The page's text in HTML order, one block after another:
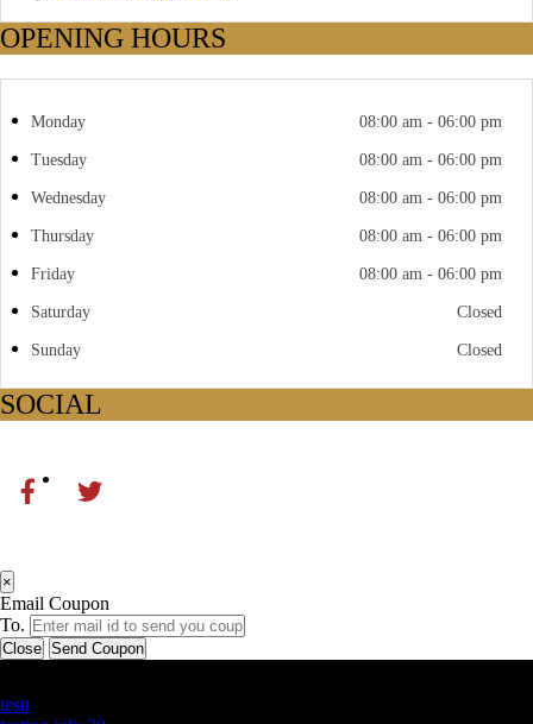
OPENING HOURS
Monday 08:00 am - 06:00 pm
Tuesday 08:00 am - 06:00 pm
Wednesday 08:00 am - 06:00 pm
Thursday 08:00 am - 06:00 pm
Friday 08:00 am - 06:00 pm
Saturday Closed
Sunday Closed
SOCIAL
×
Email Coupon
To.
Close Send Coupon
testt